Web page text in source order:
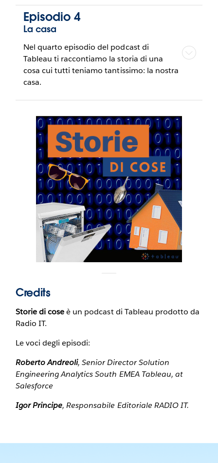
Episodio 4
La casa
Nel quarto episodio del podcast di
Tableau ti raccontiamo la storia di una
cosa cui tutti teniamo tantissimo: la nostra
casa.
Credits
Storie di coseè un podcast di Tableau prodotto da
Radio IT.
Le voci degli episodi:
Roberto Andreoli, Senior Director Solution
Engineering Analytics South EMEA Tableau, at
Salesforce
Igor Principe, Responsabile Editoriale RADIO IT.